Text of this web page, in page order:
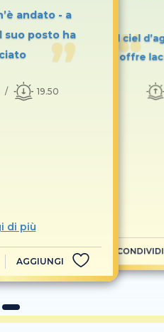
andato - a
suo posto ha
19.50
di più
AGGIUNGI
Il ciel
- offre
CONDIVIDI